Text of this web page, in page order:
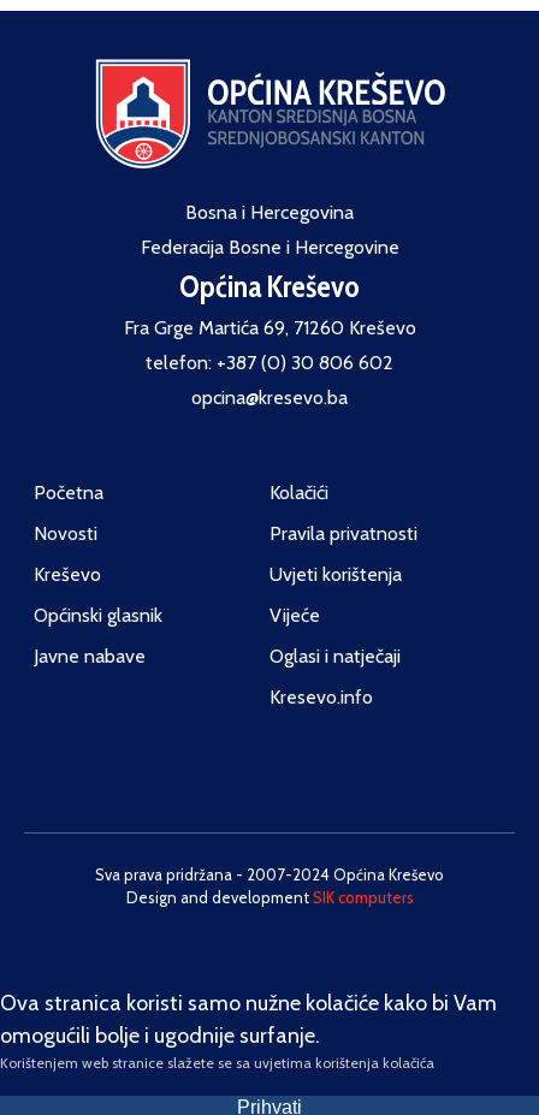
Bosna i Hercegovina
Federacija Bosne i Hercegovine
Općina Kreševo
Fra Grge Martića 69, 71260 Kreševo
telefon: +387 (0) 30 806 602
opcina@kresevo.ba
Početna
Novosti
Kreševo
Općinski glasnik
Javne nabave
Kolačići
Pravila privatnosti
Uvjeti korištenja
Vijeće
Oglasi i natječaji
Kresevo.info
Sva prava pridržana - 2007-2024 Općina Kreševo
Design and developmentSIK computers
Ova stranica koristi samo nužne kolačiće kako bi Vam
omogućili bolje i ugodnije surfanje.
Korištenjem web stranice slažete se sa uvjetima korištenja kolačića
Prihvati